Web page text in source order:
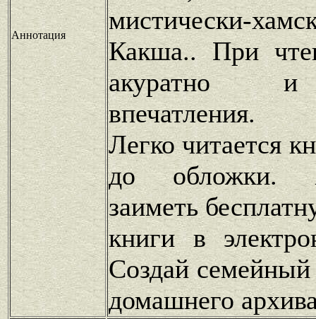
Аннотация
мистически-
Какша.. При
акуратно и
впечатления.
Легко читается
до обложки.
заиметь
книги в
Создай
домашнего